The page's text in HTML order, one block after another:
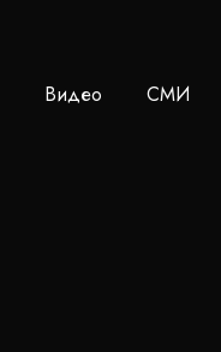
Видео СМИ